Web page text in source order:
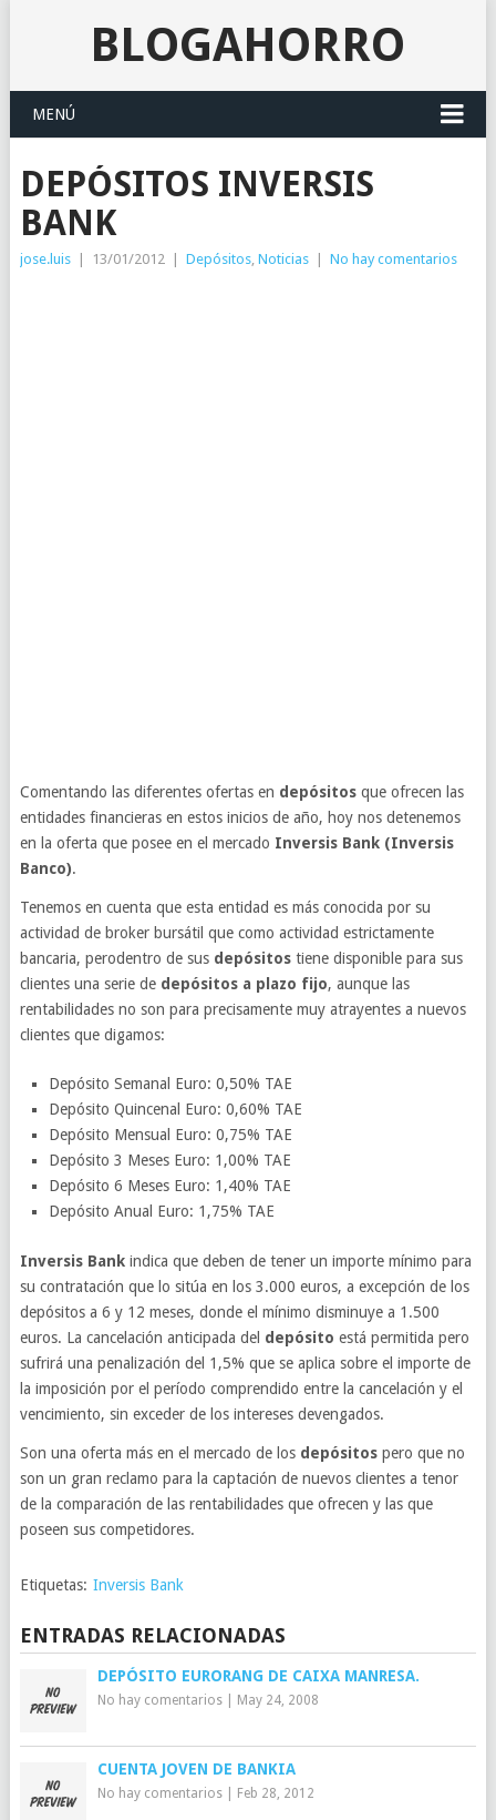
BLOGAHORRO
MENÚ
DEPÓSITOS INVERSIS
BANK
jose.luis 13/01/2012 Depósitos, Noticias No hay comentarios
Comentando las diferentes ofertas en depósitosque ofrecen las
entidades financieras en estos inicios de año, hoy nos detenemos
en la oferta que posee en el mercado Inversis Bank (Inversis
Banco).
Tenemos en cuenta que esta entidad es más conocida por su
actividad de broker bursátil que como actividad estrictamente
bancaria, perodentro de susdepósitos tiene disponible para sus
clientes una serie dedepósitos a plazo fijo, aunque las
rentabilidades no son para precisamente muy atrayentes a nuevos
clientes que digamos:
Depósito Semanal Euro: 0,50% TAE
Depósito Quincenal Euro: 0,60% TAE
Depósito Mensual Euro: 0,75% TAE
Depósito 3 Meses Euro: 1,00% TAE
Depósito 6 Meses Euro: 1,40% TAE
Depósito Anual Euro: 1,75% TAE
Inversis Bankindica que deben de tener un importe mínimo para
su contratación que lo sitúa en los 3.000 euros, a excepción de los
depósitos a 6 y 12 meses, donde el mínimo disminuye a 1.500
euros. La cancelación anticipada del depósito está permitida pero
sufrirá una penalización del 1,5% que se aplica sobre el importe de
la imposición por el período comprendido entre la cancelación y el
vencimiento, sin exceder de los intereses devengados.
Son una oferta más en el mercado de los depósitospero que no
son un gran reclamo para la captación de nuevos clientes a tenor
de la comparación de las rentabilidades que ofrecen y las que
poseen sus competidores.
Etiquetas: Inversis Bank
ENTRADAS RELACIONADAS
DEPÓSITO EURORANG DE CAIXA MANRESA.
No hay comentarios| May 24, 2008
CUENTA JOVEN DE BANKIA
No hay comentarios| Feb 28, 2012